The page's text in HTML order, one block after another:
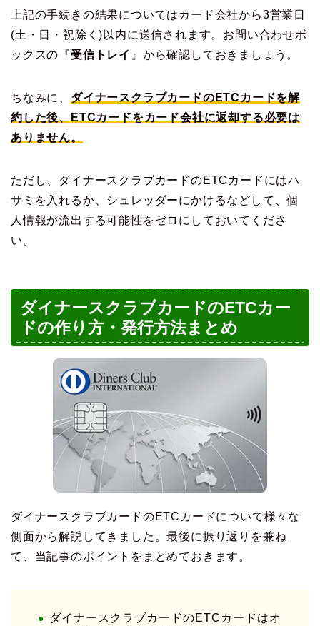
上記の手続きの結果についてはカード会社から3営業日
(土・日・祝除く)以内に送信されます。お問い合わせボ
ックスの『受信トレイ 』から確認しておきましょう。
ちなみに、 ダイナースクラブカードのETCカードを解
約した後、ETCカードをカード会社に返却する必要は
ありません。
ただし、ダイナースクラブカードのETCカードにはハ
サミを入れるか、シュレッダーにかけるなどして、個
人情報が流出する可能性をゼロにしておいてくださ
い。
ダイナースクラブカードのETCカー
ドの作り方・発行方法まとめ
ダイナースクラブカードのETCカードについて様々な
側面から解説してきました。最後に振り返りを兼ね
て、当記事のポイントをまとめておきます。
ダイナースクラブカードのETCカードはオ